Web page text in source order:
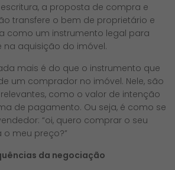
a proposta de compra e
transfere o bem de proprietário e
como um instrumento legal para
na aquisição do imóvel.
mais é do que o instrumento que
um comprador no imóvel. Nele, são
como o valor de intenção
de pagamento. Ou seja, é como se
“oi, quero comprar o seu
meu preço?”
da negociação